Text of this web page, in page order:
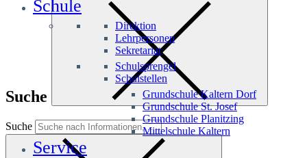
Schule
Direktion
Lehrpersonen
Sekretariat
Schulsprengel
Schulstellen
Grundschule Kaltern Dorf
Grundschule St. Josef
Grundschule Planitzing
Mittelschule Kaltern
Service
Suche
Suche